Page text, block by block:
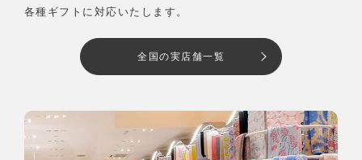
各種ギフトに対応いたします。
全国の実店舗一覧